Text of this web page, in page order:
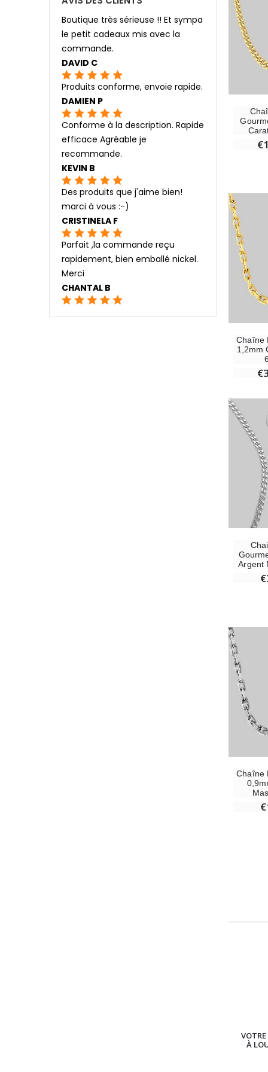
Chaîne
1,2mm
Argent
Chaîne
VOTRE
À
Boutique très sérieuse !! Et sympa
le petit cadeaux mis avec la
commande.
DAVID C
Produits conforme, envoie rapide.
DAMIEN P
Conforme à la description. Rapide
efficace Agréable je
recommande.
KEVIN B
Des produits que j'aime bien!
marci à vous :-)
CRISTINELA F
Parfait ,la commande reçu
rapidement, bien emballé nickel.
Merci
CHANTAL B